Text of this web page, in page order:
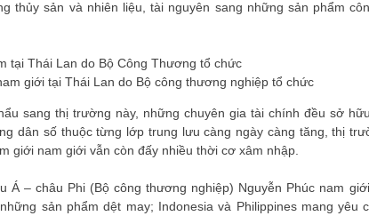
thủy sản và nhiên liệu, tài nguyên sang những sản phẩm
giới tại Thái Lan do Bộ công thương nghiệp tổ chức
sang thị trường này, những chuyên gia tài chính đều sở
dân số thuộc từng lớp trung lưu càng ngày càng tăng, thị
giới nam giới vẫn còn đấy nhiều thời cơ xâm nhập.
Á – châu Phi (Bộ công thương nghiệp) Nguyễn Phúc nam
sản phẩm dệt may; Indonesia và Philippines mang yêu